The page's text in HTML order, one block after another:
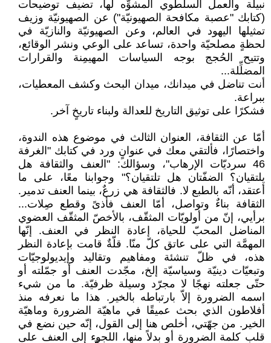
نبيلة والعمل السلطوي المشوِّه لها، تضيف توضيحات
(كتابك "عصبة مكافحة الصهيونيّة") عن الصهيونيّة وزيف
تمثيلها اليهود في العالم، وعن الصهيونيّة والنازيّة في
لحظةٍ مصلحيّة واحدة، تساعد على الوعي ونشر الوقائع،
وتتيح الحُجج بوجه السياسات المهيمِنة والقرارات
المضلِّلة...
أنت تناضل في ميدانك، ميدان البحث وكشف المعطيات،
ببراعة.
فشكرًا على توثيق التاريخ للعدالة ولبناء تاريخٍ آخر.
أمّا عن الثقافة، العنوان الثالث في موضوع هذه الندوة،
واختصارًا، فألتقي معك في عنوانٍ ورد في كتابك "الغرفة
46 سرديّات الإرهاب"، وسؤالك: "العنف والثقافة هل
يلتقيان؟ الضفّتان هل تلتقيان؟" وجوابنا معًا، على ما
أعتقد، أنّه بالطبع لا. فالثقافة هي زرعٌ، بينما العنف تدمير.
الثقافة بناءٌ وتواصل، أمّا العنف فأذىً وقطع صِلات...
برأيي، إنّ من أولويّات المثقّف، بالأخصّ المثقّف العضوي
المناضل المحبّ للحياة، إعادة النظر في العنف. إنّها
المهمَّة التي على عاتق كلّ منّا. قلّةٌ قامت بإعادة النظر
هذه، في ظلّ تنشئة ومفاهيم وتقاليد وإيديولوجيّات
وتبعيّات دينيّة وسياسيّة إلخ، مجّدت العنف أو جمّلته أو
حتّى جعلته نهجًا لا مجرّد وسيلة ظرفيّة. ما من شيء
اسمه الضرورة إلاّ بارتباطه بالخير. هذا ما نعرفه منذ
أفلاطون الذي بحث عميقًا في ماهيّة الضرورة وماهيّة
الخير. من جهّتي، أخلص هنا إلى القول، إنّه حين نضع في
قلب كلمة الضرورة أو بدلاً منها، اللجوء إلى العنف على